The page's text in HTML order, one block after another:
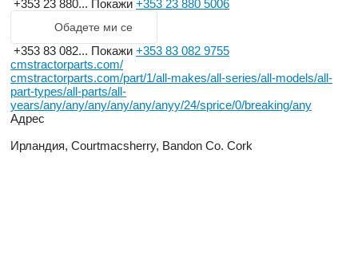
+353 23 880... Покажи +353 23 880 5006
Обадете ми се
+353 83 082... Покажи +353 83 082 9755
cmstractorparts.com/
cmstractorparts.com/part/1/all-makes/all-series/all-models/all-
part-types/all-parts/all-
years/any/any/any/any/any/anyy/24/sprice/0/breaking/any
Адрес
Ирландия, Courtmacsherry, Bandon Co. Cork